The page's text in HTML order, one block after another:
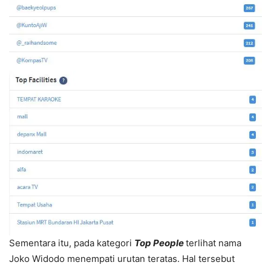
Sementara itu, pada kategori Top Peopleterlihat nama
Joko Widodo menempati urutan teratas. Hal tersebut